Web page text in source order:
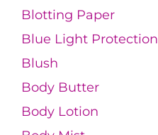
Blotting Paper
Blue Light Protection
Blush
Body Butter
Body Lotion